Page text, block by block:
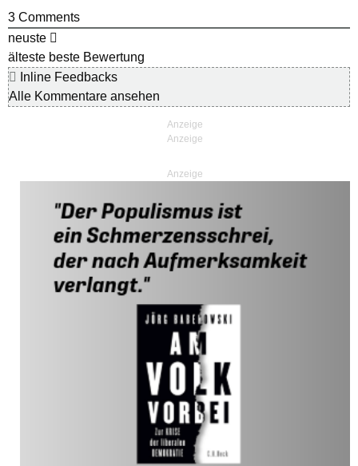
3 Comments
neuste
älteste beste Bewertung
Inline Feedbacks
Alle Kommentare ansehen
Anzeige